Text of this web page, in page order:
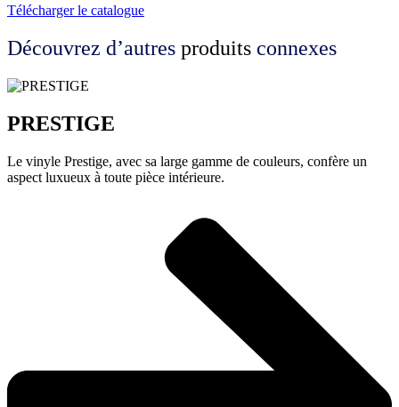
Télécharger le catalogue
Découvrez d’autres produits connexes
PRESTIGE
Le vinyle Prestige, avec sa large gamme de couleurs, confère un
aspect luxueux à toute pièce intérieure.